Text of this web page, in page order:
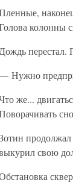
колонны
Дождь перестал.
Нужно
же...
свою